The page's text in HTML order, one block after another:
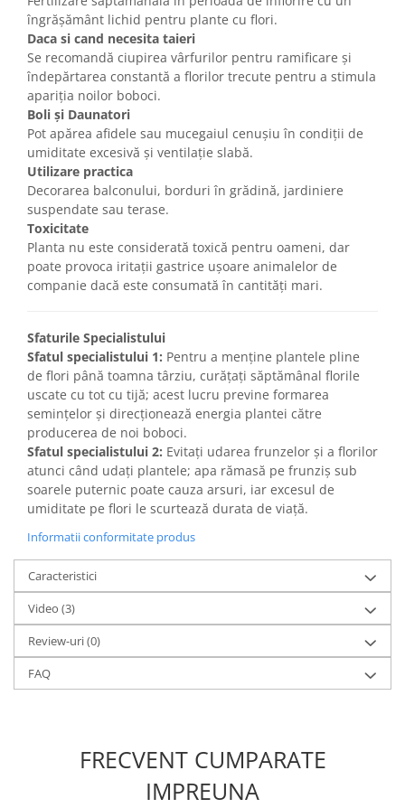
îngrășământ lichid pentru plante cu flori.
Daca si cand necesita taieri
Se recomandă ciupirea vârfurilor pentru ramificare și
îndepărtarea constantă a florilor trecute pentru a stimula
apariția noilor boboci.
Boli și Daunatori
Pot apărea afidele sau mucegaiul cenușiu în condiții de
umiditate excesivă și ventilație slabă.
Utilizare practica
Decorarea balconului, borduri în grădină, jardiniere
suspendate sau terase.
Toxicitate
Planta nu este considerată toxică pentru oameni, dar
poate provoca iritații gastrice ușoare animalelor de
companie dacă este consumată în cantități mari.
Sfaturile Specialistului
Sfatul specialistului 1: Pentru a menține plantele pline
de flori până toamna târziu, curățați săptămânal florile
uscate cu tot cu tijă; acest lucru previne formarea
semințelor și direcționează energia plantei către
producerea de noi boboci.
Sfatul specialistului 2: Evitați udarea frunzelor și a florilor
atunci când udați plantele; apa rămasă pe frunziș sub
soarele puternic poate cauza arsuri, iar excesul de
umiditate pe flori le scurtează durata de viață.
Informatii conformitate produs
Caracteristici
Video (3)
Review-uri(0)
FAQ
FRECVENT CUMPARATE
IMPREUNA